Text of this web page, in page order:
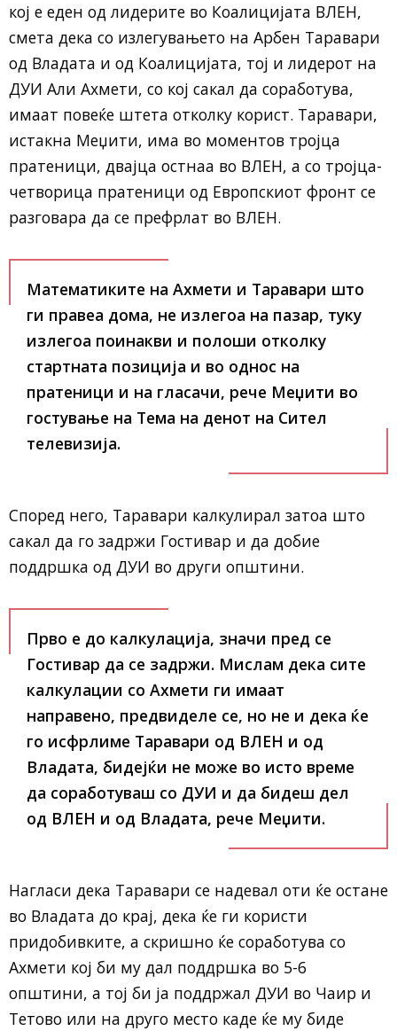
кој е еден од лидерите во Коалицијата ВЛЕН,
смета дека со излегувањето на Арбен Таравари
од Владата и од Коалицијата, тој и лидерот на
ДУИ Али Ахмети, со кој сакал да соработува,
имаат повеќе штета отколку корист. Таравари,
истакна Меџити, има во моментов тројца
пратеници, двајца остнаа во ВЛЕН, а со тројца-
четворица пратеници од Европскиот фронт се
разговара да се префрлат во ВЛЕН.
Математиките на Ахмети и Таравари што
ги правеа дома, не излегоа на пазар, туку
излегоа поинакви и полоши отколку
стартната позиција и во однос на
пратеници и на гласачи, рече Меџити во
гостување на Тема на денот на Сител
телевизија.
Според него, Таравари калкулирал затоа што
сакал да го задржи Гостивар и да добие
поддршка од ДУИ во други општини.
Прво е до калкулација, значи пред се
Гостивар да се задржи. Мислам дека сите
калкулации со Ахмети ги имаат
направено, предвиделе се, но не и дека ќе
го исфрлиме Таравари од ВЛЕН и од
Владата, бидејќи не може во исто време
да соработуваш со ДУИ и да бидеш дел
од ВЛЕН и од Владата, рече Меџити.
Нагласи дека Таравари се надевал оти ќе остане
во Владата до крај, дека ќе ги користи
придобивките, а скришно ќе соработува со
Ахмети кој би му дал поддршка во 5-6
општини, а тој би ја поддржал ДУИ во Чаир и
Тетово или на друго место каде ќе му биде